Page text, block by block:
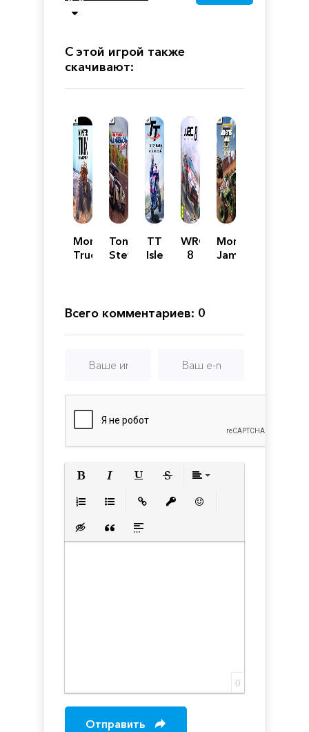
С этой игрой также
скачивают:
Monster
Truck
Tony
Stewart's
TT
Isle
on
the
Edge
WRC
8
Championship
Monster
Jam
Всего комментариев: 0
Вставка скрытого текста
Вставка цитаты
Вставка спойлера
0
Отправить